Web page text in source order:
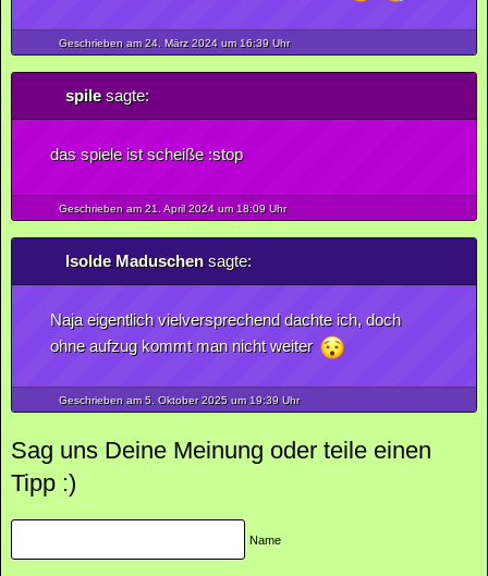
Geschrieben am 24. März2024um 16:39 Uhr
spilesagte:
das spiele ist scheiße :stop
Geschrieben am 21. April2024um 18:09 Uhr
Isolde Maduschensagte:
Naja eigentlich vielversprechend dachte ich, doch
ohne aufzug kommt man nicht weiter
Geschrieben am 5. Oktober2025um 19:39 Uhr
Sag uns Deine Meinung oder teile einen
Tipp :)
Name